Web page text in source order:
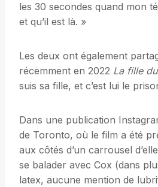
les 30 secondes quand mon
et qu’il est là. »
Les deux ont également
récemment en 2022 La fille
suis sa fille, et c’est lui le
Dans une publication
de Toronto, où le film a été
aux côtés d’un carrousel
se balader avec Cox (dans
latex, aucune mention de